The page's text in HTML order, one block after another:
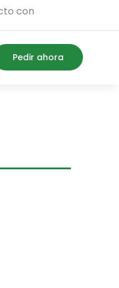
con
Pedir ahora